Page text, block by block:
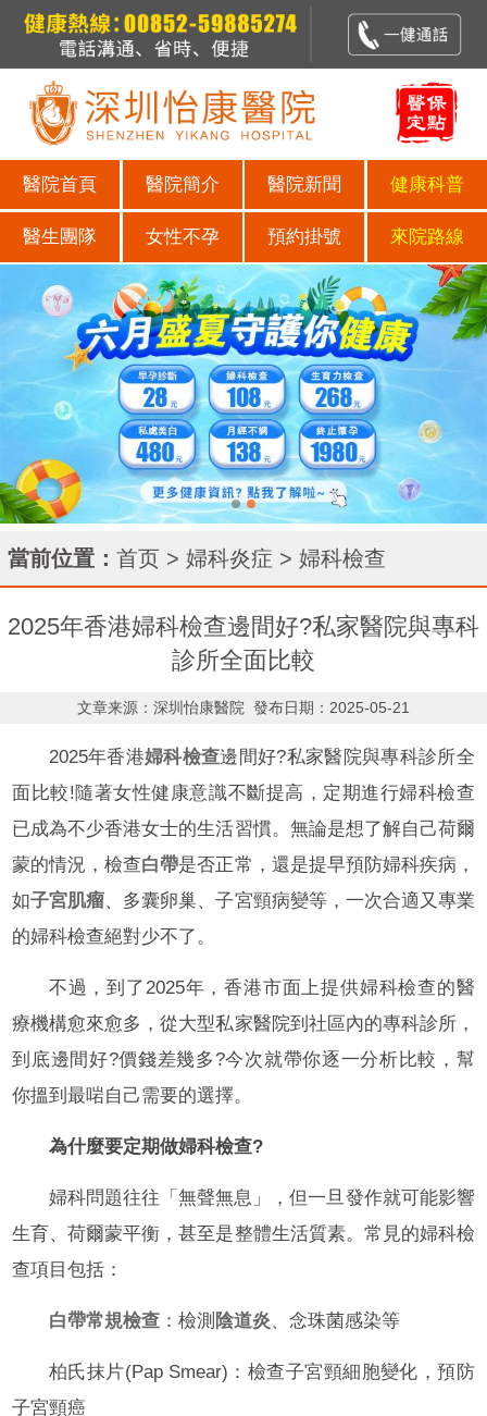
醫院首頁 醫院簡介 醫院新聞 健康科普
醫生團隊 女性不孕 預約掛號 來院路線
當前位置： 首页 > 婦科炎症 > 婦科檢查
2025年香港婦科檢查邊間好?私家醫院與專科
診所全面比較
文章来源：深圳怡康醫院 發布日期：2025-05-21
2025年香港婦科檢查邊間好?私家醫院與專科診所全
面比較!隨著女性健康意識不斷提高，定期進行婦科檢查
已成為不少香港女士的生活習慣。無論是想了解自己荷爾
蒙的情況，檢查白帶是否正常，還是提早預防婦科疾病，
如子宮肌瘤、多囊卵巢、子宮頸病變等，一次合適又專業
的婦科檢查絕對少不了。
不過，到了2025年，香港市面上提供婦科檢查的醫
療機構愈來愈多，從大型私家醫院到社區內的專科診所，
到底邊間好?價錢差幾多?今次就帶你逐一分析比較，幫
你搵到最啱自己需要的選擇。
為什麼要定期做婦科檢查?
婦科問題往往「無聲無息」，但一旦發作就可能影響
生育、荷爾蒙平衡，甚至是整體生活質素。常見的婦科檢
查項目包括：
白帶常規檢查：檢測 陰道炎、念珠菌感染等
柏氏抹片(Pap Smear)：檢查子宮頸細胞變化，預防
子宮頸癌